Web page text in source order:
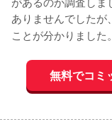
ありませんでしたが、
ことが分かりました。
無料でコミ